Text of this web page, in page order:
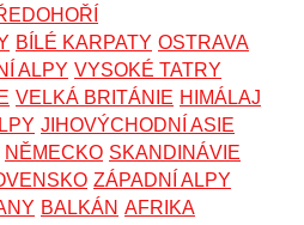
BÍLÉ KARPATY OSTRAVA
ALPY VYSOKÉ TATRY
VELKÁ BRITÁNIE HIMÁLAJ
JIHOVÝCHODNÍ ASIE
NĚMECKO SKANDINÁVIE
ZÁPADNÍ ALPY
BALKÁN AFRIKA